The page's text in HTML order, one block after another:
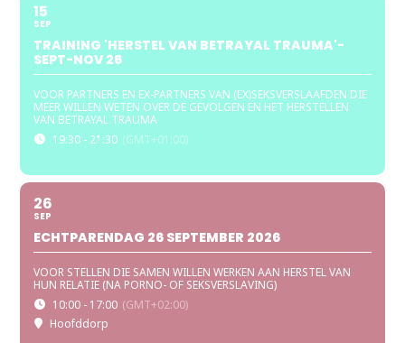
15
SEP
TRAINING 'HERSTEL VAN BETRAYAL TRAUMA'-
SEPT-NOV 26
VOOR PARTNERS EN EX-PARTNERS VAN (EX)SEKSVERSLAAFDEN DIE
MEER WILLEN WETEN OVER DE GEVOLGEN EN HET HERSTELLEN
VAN BETRAYAL TRAUMA
19:30 - 21:30 (GMT+01:00)
26
SEP
ECHTPARENDAG 26 SEPTEMBER 2026
VOOR STELLEN DIE SAMEN WILLEN WERKEN AAN HERSTEL VAN
HUN RELATIE (NA PORNO- OF SEKSVERSLAVING)
10:00 - 17:00 (GMT+02:00)
Hoofddorp